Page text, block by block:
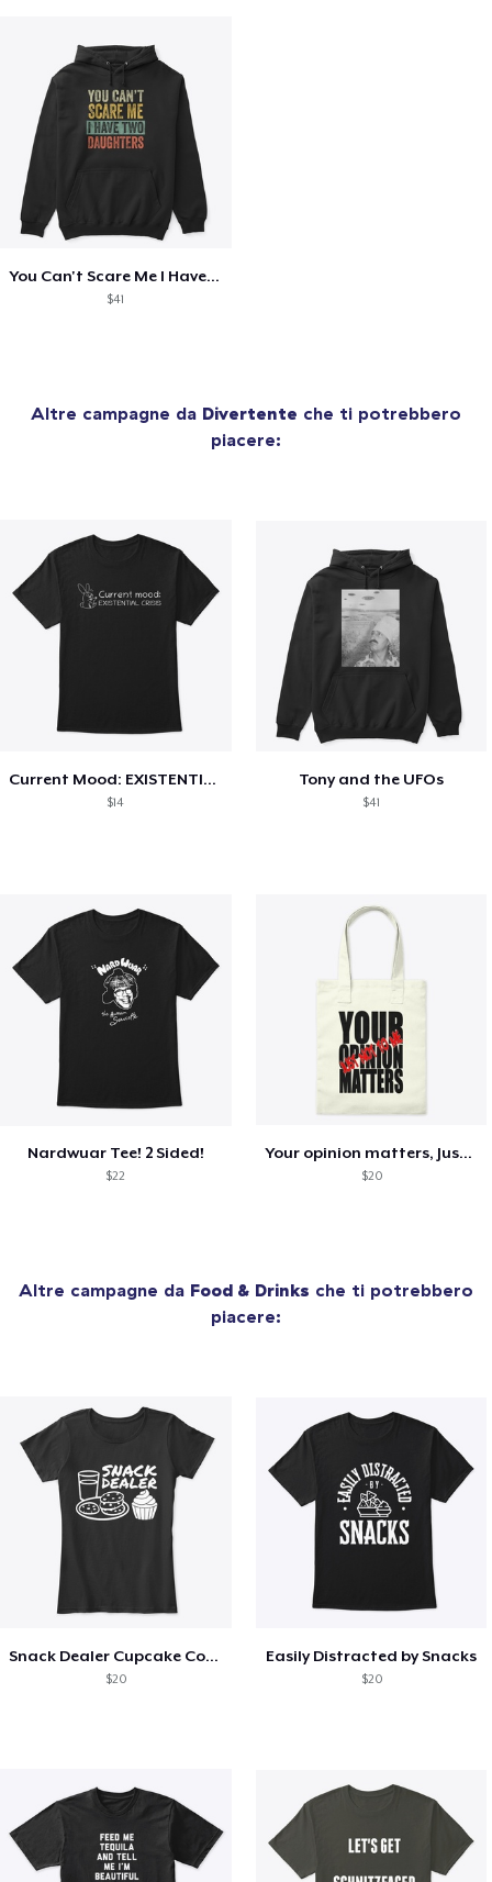
You Can't Scare Me I Have Two Daughters
$41
Altre campagne da Divertente che ti potrebbero
piacere:
Current Mood: EXISTENTIAL CRISIS
$14
Tony and the UFOs
$41
Nardwuar Tee! 2 Sided!
$22
Your opinion matters, Just not to me!
$20
Altre campagne da Food & Drinks che ti potrebbero
piacere:
Snack Dealer Cupcake Cookie and Milk
$20
Easily Distracted by Snacks
$20